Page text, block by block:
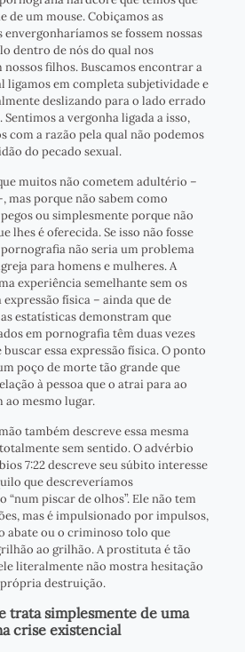
de um mouse. Cobiçamos as
se fossem nossas
dentro de nós do qual nos
filhos. Buscamos encontrar a
ligamos em completa subjetividade e
deslizando para o lado errado
a vergonha ligada a isso,
com a razão pela qual não podemos
do pecado sexual.
muitos não cometem adultério –
mas porque não sabem como
ou simplesmente porque não
lhes é oferecida. Se isso não fosse
não seria um problema
para homens e mulheres. A
experiência semelhante sem os
física – ainda que de
estatísticas demonstram que
em pornografia têm duas vezes
essa expressão física. O ponto
poço de morte tão grande que
à pessoa que o atrai para ao
ao mesmo lugar.
também descreve essa mesma
sem sentido. O advérbio
7:22 descreve seu súbito interesse
que descreveríamos
piscar de olhos”. Ele não tem
mas é impulsionado por impulsos,
abate ou o criminoso tolo que
ao grilhão. A prostituta é tão
literalmente não mostra hesitação
destruição.
trata simplesmente de uma
crise existencial